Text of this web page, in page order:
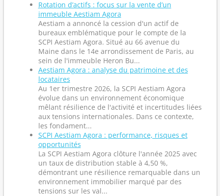
Rotation d’actifs : focus sur la vente d’un
immeuble Aestiam Agora
Aestiam a annoncé la cession d'un actif de
bureaux emblématique pour le compte de la
SCPI Aestiam Agora. Situé au 66 avenue du
Maine dans le 14e arrondissement de Paris, au
sein de l'immeuble Heron Bu...
Aestiam Agora : analyse du patrimoine et des
locataires
Au 1er trimestre 2026, la SCPI Aestiam Agora
évolue dans un environnement économique
mêlant résilience de l'activité et incertitudes liées
aux tensions internationales. Dans ce contexte,
les fondament...
SCPI Aestiam Agora : performance, risques et
opportunités
La SCPI Aestiam Agora clôture l'année 2025 avec
un taux de distribution stable à 4,50 %,
démontrant une résilience remarquable dans un
environnement immobilier marqué par des
tensions sur les val...